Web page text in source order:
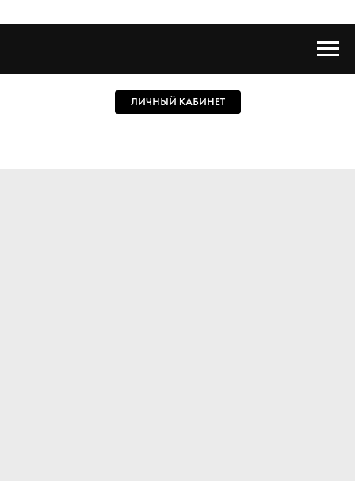
ЛИЧНЫЙ КАБИНЕТ